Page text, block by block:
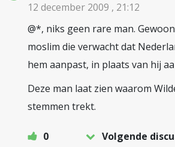
12 december 2009 , 21:12
@*, niks geen rare man.
moslim die verwacht dat
hem aanpast, in plaats van hij
Deze man laat zien waarom
stemmen trekt.
0
Volgende